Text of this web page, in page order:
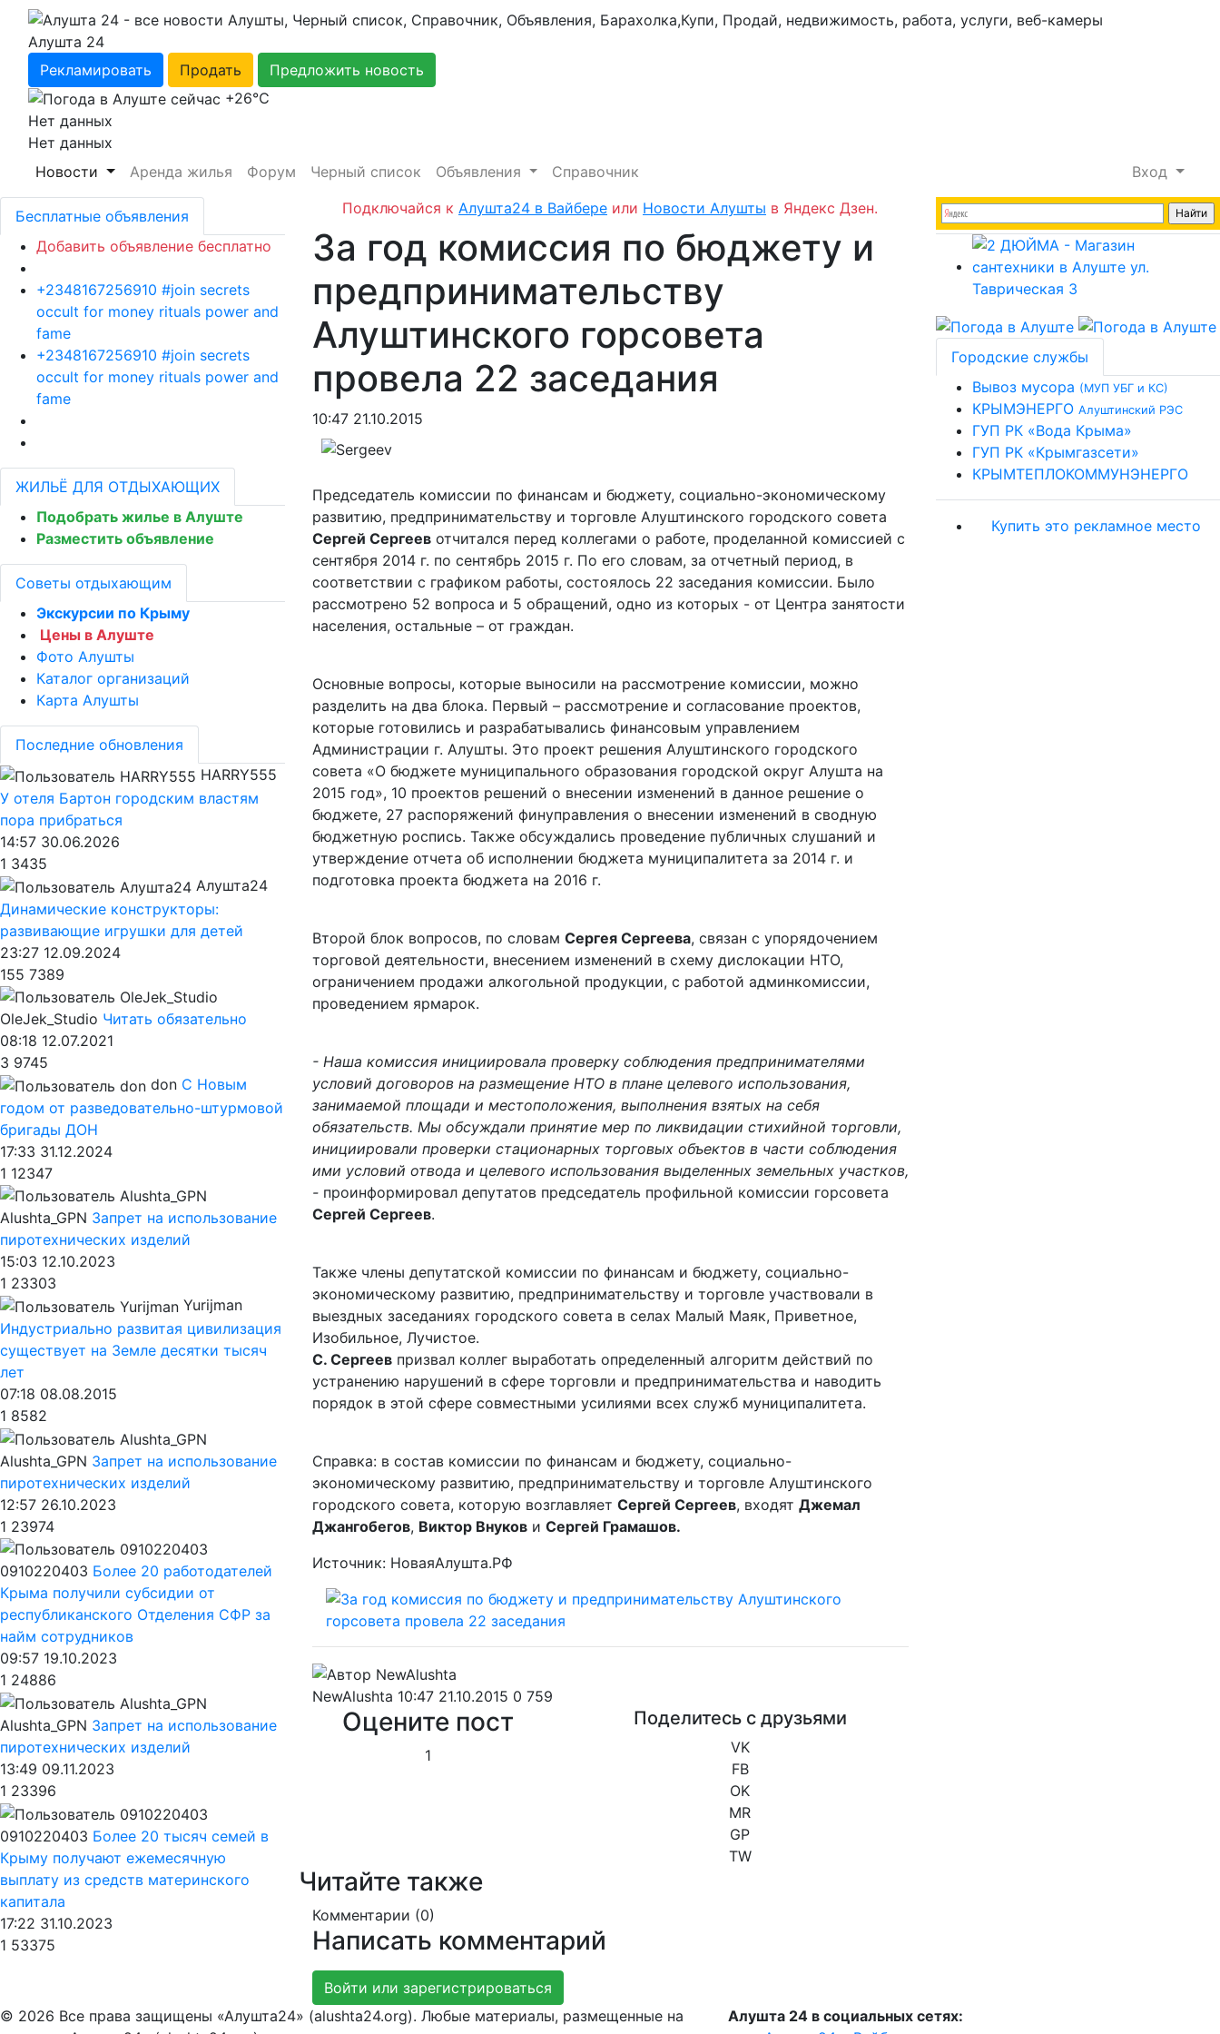
Алушта 24
Рекламировать
Продать
Предложить новость
+26℃
Нет данных
Нет данных
Новости
Аренда жилья Форум Черный список Объявления Справочник
Вход
Подключайся к Алушта24 в Вайбере или Новости Алушты в Яндекс Дзен.
За год комиссия по бюджету и
предпринимательству
Алуштинского горсовета
провела 22 заседания
10:47 21.10.2015
Председатель комиссии по финансам и бюджету, социально-экономическому
развитию, предпринимательству и торговле Алуштинского городского совета
Сергей Сергеевотчитался перед коллегами о работе, проделанной комиссией с
сентября 2014 г. по сентябрь 2015 г. По его словам, за отчетный период, в
соответствии с графиком работы, состоялось 22 заседания комиссии. Было
рассмотрено 52 вопроса и 5 обращений, одно из которых - от Центра занятости
населения, остальные – от граждан.
Основные вопросы, которые выносили на рассмотрение комиссии, можно
разделить на два блока. Первый – рассмотрение и согласование проектов,
которые готовились и разрабатывались финансовым управлением
Администрации г. Алушты. Это проект решения Алуштинского городского
совета «О бюджете муниципального образования городской округ Алушта на
2015 год», 10 проектов решений о внесении изменений в данное решение о
бюджете, 27 распоряжений финуправления о внесении изменений в сводную
бюджетную роспись. Также обсуждались проведение публичных слушаний и
утверждение отчета об исполнении бюджета муниципалитета за 2014 г. и
подготовка проекта бюджета на 2016 г.
Второй блок вопросов, по словам Сергея Сергеева, связан с упорядочением
торговой деятельности, внесением изменений в схему дислокации НТО,
ограничением продажи алкогольной продукции, с работой админкомиссии,
проведением ярмарок.
- Наша комиссия инициировала проверку соблюдения предпринимателями
условий договоров на размещение НТО в плане целевого использования,
занимаемой площади и местоположения, выполнения взятых на себя
обязательств. Мы обсуждали принятие мер по ликвидации стихийной торговли,
инициировали проверки стационарных торговых объектов в части соблюдения
ими условий отвода и целевого использования выделенных земельных участков,
-проинформировал депутатов председатель профильной комиссии горсовета
Сергей Сергеев.
Также члены депутатской комиссии по финансам и бюджету, социально-
экономическому развитию, предпринимательству и торговле участвовали в
выездных заседаниях городского совета в селах Малый Маяк, Приветное,
Изобильное, Лучистое.
С. Сергеевпризвал коллег выработать определенный алгоритм действий по
устранению нарушений в сфере торговли и предпринимательства и наводить
порядок в этой сфере совместными усилиями всех служб муниципалитета.
Справка: в состав комиссии по финансам и бюджету, социально-
экономическому развитию, предпринимательству и торговле Алуштинского
городского совета, которую возглавляет Сергей Сергеев, входят Джемал
Джангобегов, Виктор Внукови Сергей Грамашов.
Источник: НоваяАлушта.РФ
NewAlushta 10:47 21.10.2015 0 759
Оцените пост
1
Поделитесь с друзьями
VK
FB
OK
MR
GP
TW
Читайте также
Комментарии (0)
Написать комментарий
Войти или зарегистрироваться
Бесплатные объявления
Добавить объявление бесплатно
+2348167256910 #join secrets
occult for money rituals power and
fame
+2348167256910 #join secrets
occult for money rituals power and
fame
ЖИЛЬЁ ДЛЯ ОТДЫХАЮЩИХ
Подобрать жилье в Алуште
Разместить объявление
Советы отдыхающим
Экскурсии по Крыму
Цены в Алуште
Фото Алушты
Каталог организаций
Карта Алушты
Последние обновления
HARRY555
У отеля Бартон городским властям
пора прибраться
14:57 30.06.2026
1 3435
Алушта24
Динамические конструкторы:
развивающие игрушки для детей
23:27 12.09.2024
155 7389
OleJek_Studio Читать обязательно
08:18 12.07.2021
3 9745
don С Новым
годом от разведовательно-штурмовой
бригады ДОН
17:33 31.12.2024
1 12347
Alushta_GPN Запрет на использование
пиротехнических изделий
15:03 12.10.2023
1 23303
Yurijman
Индустриально развитая цивилизация
существует на Земле десятки тысяч
лет
07:18 08.08.2015
1 8582
Alushta_GPN Запрет на использование
пиротехнических изделий
12:57 26.10.2023
1 23974
0910220403 Более 20 работодателей
Крыма получили субсидии от
республиканского Отделения СФР за
найм сотрудников
09:57 19.10.2023
1 24886
Alushta_GPN Запрет на использование
пиротехнических изделий
13:49 09.11.2023
1 23396
0910220403 Более 20 тысяч семей в
Крыму получают ежемесячную
выплату из средств материнского
капитала
17:22 31.10.2023
1 53375
Городские службы
Вывоз мусора (МУП УБГ и КС)
КРЫМЭНЕРГО Алуштинский РЭС
ГУП РК «Вода Крыма»
ГУП РК «Крымгазсети»
КРЫМТЕПЛОКОММУНЭНЕРГО
Купить это рекламное место
© 2026 Все права защищены «Алушта24» (alushta24.org). Любые материалы, размещенные на
Алушта 24 в социальных сетях: